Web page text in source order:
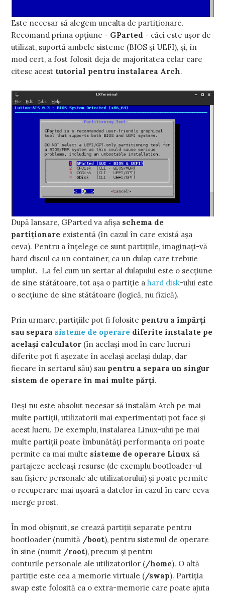
Este necesar să alegem unealta de partiţionare.
Recomand prima opţiune - GParted - căci este uşor de
utilizat, suportă ambele sisteme (BIOS şi UEFI), şi, în
mod cert, a fost folosit deja de majoritatea celar care
citesc acest tutorial pentru instalarea Arch.
După lansare, GParted va afişa schema de
partiţionare existentă (în cazul în care există aşa
ceva). Pentru a înţelege ce sunt partiţiile, imaginaţi-vă
hard discul ca un container, ca un dulap care trebuie
umplut. La fel cum un sertar al dulapului este o secţiune
de sine stătătoare, tot aşa o partiţie ahard disk-ului este
o secţiune de sine stătătoare (logică, nu fizică).
Prin urmare, partiţiile pot fi folosite pentru a împărţi
sau separa sisteme de operare diferite instalate pe
acelaşi calculator (în acelaşi mod în care lucruri
diferite pot fi aşezate în acelaşi acelaşi dulap, dar
fiecare în sertarul său) sau pentru a separa un singur
sistem de operare în mai multe părţi.
Deşi nu este absolut necesar să instalăm Arch pe mai
multe partiţii, utilizatorii mai experimentaţi pot face şi
acest lucru. De exemplu, instalarea Linux-ului pe mai
multe partiţii poate îmbunătăţi performanţa ori poate
permite ca mai multe sisteme de operare Linux să
partajeze aceleaşi resurse (de exemplu bootloader-ul
sau fişiere personale ale utilizatorului) şi poate permite
o recuperare mai uşoară a datelor în cazul în care ceva
merge prost.
În mod obişnuit, se crează partiţii separate pentru
bootloader (numită /boot), pentru sistemul de operare
în sine (numit /root), precum şi pentru
conturile personale ale utilizatorilor (/home). O altă
partiţie este cea a memorie virtuale (/swap). Partiţia
swap este folosită ca o extra-memorie care poate ajuta